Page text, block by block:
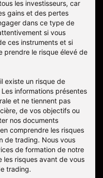
les investisseurs, car
gains et des pertes
dans ce type de
si vous
ces instruments et si
prendre le risque élevé de
existe un risque de
informations présentes
et ne tiennent pas
de vos objectifs ou
nos documents
comprendre les risques
de trading. Nous vous
de formation de notre
les risques avant de vous
trading.